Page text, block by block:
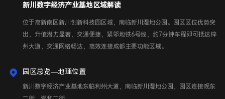
新川数字经济产业基地区域解读
位于高新南区新川创新科技园区域，南临新川湿地公园。园区区位优势突
出，升值潜力显著，交通便捷，紧邻地铁6号线，约7分钟车程即可抵达梓
州大道，交通网络畅达，高效连接成都主要功能区域。
园区总览—地理位置
新川数字经济产业基地东临利州大道，南临新川湿地公园，园区连接观东